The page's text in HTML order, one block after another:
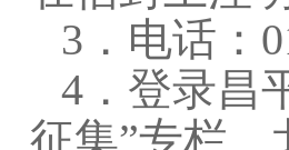
3．电话：
4．登录昌
征集”专栏、